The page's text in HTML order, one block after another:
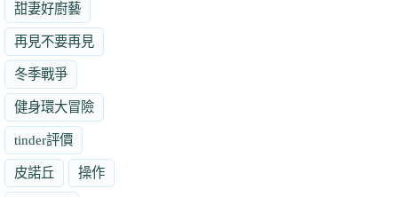
甜妻好廚藝
再見不要再見
冬季戰爭
健身環大冒險
tinder評價
皮諾丘 操作